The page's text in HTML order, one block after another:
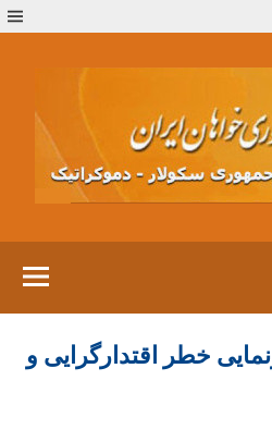
خطر اقتدارگرایی و